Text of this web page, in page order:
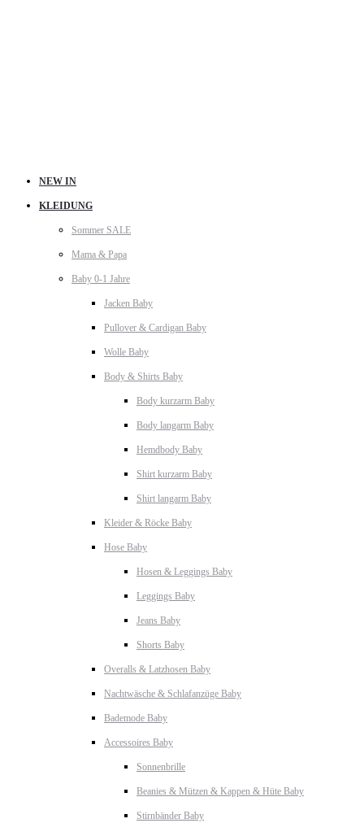
NEW IN
KLEIDUNG
Sommer SALE
Mama & Papa
Baby 0-1 Jahre
Jacken Baby
Pullover & Cardigan Baby
Wolle Baby
Body & Shirts Baby
Body kurzarm Baby
Body langarm Baby
Hemdbody Baby
Shirt kurzarm Baby
Shirt langarm Baby
Kleider & Röcke Baby
Hose Baby
Hosen & Leggings Baby
Leggings Baby
Jeans Baby
Shorts Baby
Overalls & Latzhosen Baby
Nachtwäsche & Schlafanzüge Baby
Bademode Baby
Accessoires Baby
Sonnenbrille
Beanies & Mützen & Kappen & Hüte Baby
Stirnbänder Baby